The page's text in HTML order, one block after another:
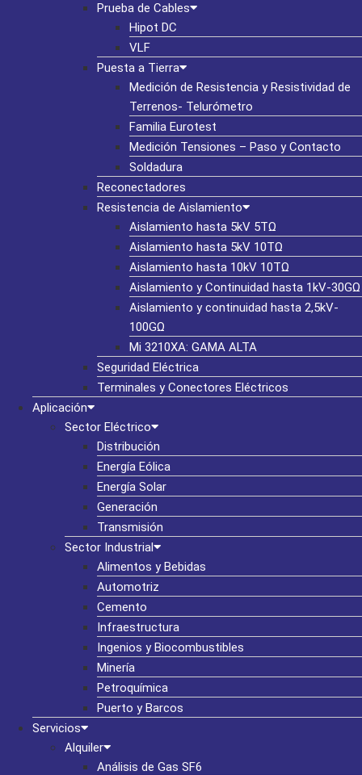
Prueba de Cables
Hipot DC
VLF
Puesta a Tierra
Medición de Resistencia y Resistividad de
Terrenos- Telurómetro
Familia Eurotest
Medición Tensiones – Paso y Contacto
Soldadura
Reconectadores
Resistencia de Aislamiento
Aislamiento hasta 5kV 5TΩ
Aislamiento hasta 5kV 10TΩ
Aislamiento hasta 10kV 10TΩ
Aislamiento y Continuidad hasta 1kV-30GΩ
Aislamiento y continuidad hasta 2,5kV-
100GΩ
Mi 3210XA: GAMA ALTA
Seguridad Eléctrica
Terminales y Conectores Eléctricos
Aplicación
Sector Eléctrico
Distribución
Energía Eólica
Energía Solar
Generación
Transmisión
Sector Industrial
Alimentos y Bebidas
Automotriz
Cemento
Infraestructura
Ingenios y Biocombustibles
Minería
Petroquímica
Puerto y Barcos
Servicios
Alquiler
Análisis de Gas SF6